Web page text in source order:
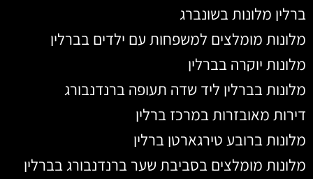
ברלין מלונות בשונברג
מלונות מומלצים למשפחות עם ילדים בברלין
מלונות יוקרה בברלין
מלונות בברלין ליד שדה תעופה ברנדנבורג
דירות מאובזרות במרכז ברלין
מלונות ברובע טירגארטן ברלין
מלונות מומלצים בסביבת שער ברנדנבורג בברלין